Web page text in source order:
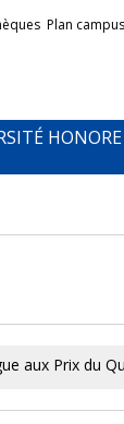
Plan campus
HONORE
aux Prix du